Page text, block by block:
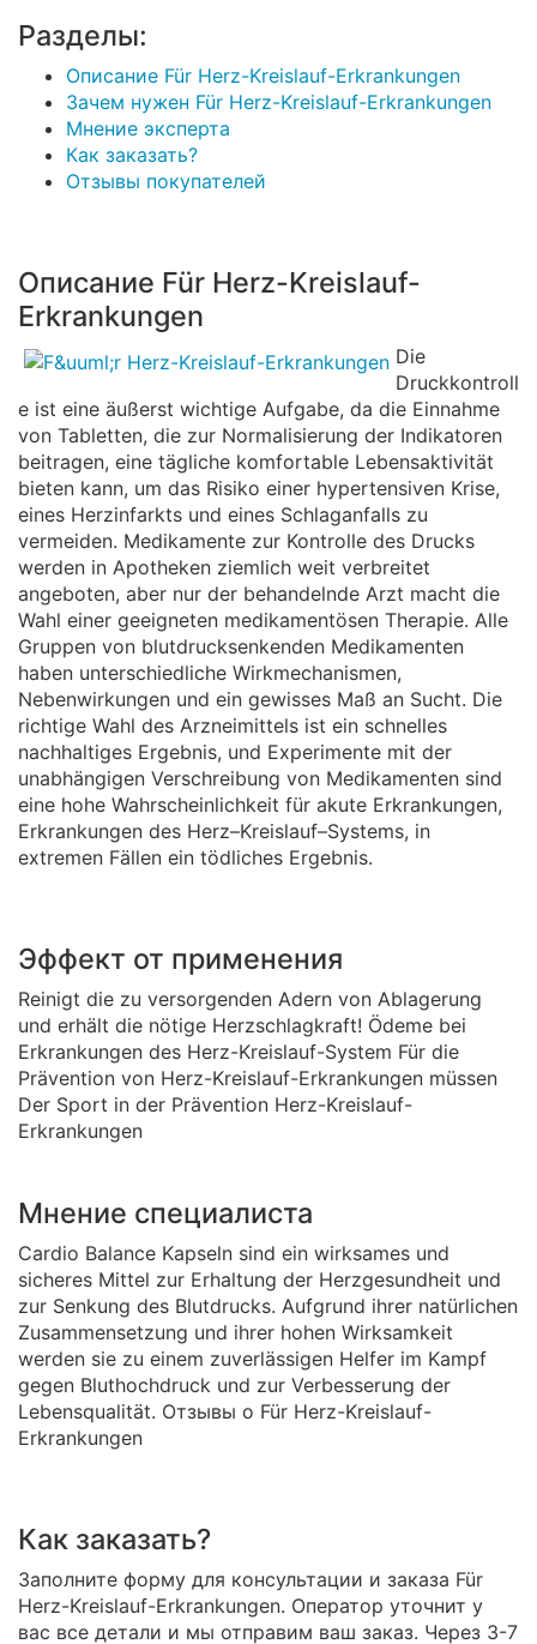
Разделы:
Описание Für Herz-Kreislauf-Erkrankungen
Зачем нужен Für Herz-Kreislauf-Erkrankungen
Мнение эксперта
Как заказать?
Отзывы покупателей
Описание Für Herz-Kreislauf-
Erkrankungen
Die
Druckkontroll
e ist eine äußerst wichtige Aufgabe, da die Einnahme
von Tabletten, die zur Normalisierung der Indikatoren
beitragen, eine tägliche komfortable Lebensaktivität
bieten kann, um das Risiko einer hypertensiven Krise,
eines Herzinfarkts und eines Schlaganfalls zu
vermeiden. Medikamente zur Kontrolle des Drucks
werden in Apotheken ziemlich weit verbreitet
angeboten, aber nur der behandelnde Arzt macht die
Wahl einer geeigneten medikamentösen Therapie. Alle
Gruppen von blutdrucksenkenden Medikamenten
haben unterschiedliche Wirkmechanismen,
Nebenwirkungen und ein gewisses Maß an Sucht. Die
richtige Wahl des Arzneimittels ist ein schnelles
nachhaltiges Ergebnis, und Experimente mit der
unabhängigen Verschreibung von Medikamenten sind
eine hohe Wahrscheinlichkeit für akute Erkrankungen,
Erkrankungen des Herz–Kreislauf–Systems, in
extremen Fällen ein tödliches Ergebnis.
Эффект от применения
Reinigt die zu versorgenden Adern von Ablagerung
und erhält die nötige Herzschlagkraft! Ödeme bei
Erkrankungen des Herz-Kreislauf-System Für die
Prävention von Herz-Kreislauf-Erkrankungen müssen
Der Sport in der Prävention Herz-Kreislauf-
Erkrankungen
Мнение специалиста
Cardio Balance Kapseln sind ein wirksames und
sicheres Mittel zur Erhaltung der Herzgesundheit und
zur Senkung des Blutdrucks. Aufgrund ihrer natürlichen
Zusammensetzung und ihrer hohen Wirksamkeit
werden sie zu einem zuverlässigen Helfer im Kampf
gegen Bluthochdruck und zur Verbesserung der
Lebensqualität. Отзывы о Für Herz-Kreislauf-
Erkrankungen
Как заказать?
Заполните форму для консультации и заказа Für
Herz-Kreislauf-Erkrankungen. Оператор уточнит у
вас все детали и мы отправим ваш заказ. Через 3-7